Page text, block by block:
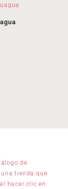
de
tienda que
hacer clic en